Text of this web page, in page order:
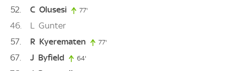
52 C Olusesi 77'
46 L Gunter
57
R Kyerematen 77'
67 J Byfield 64'